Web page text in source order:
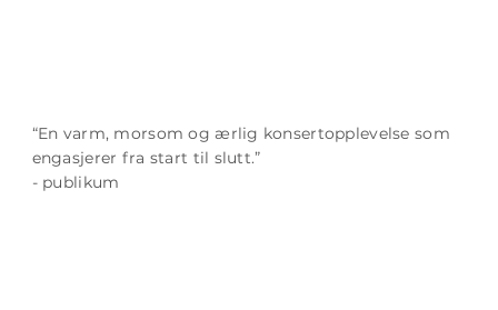
“En varm, morsom og ærlig konsertopplevelse som
engasjerer fra start til slutt.”
- publikum